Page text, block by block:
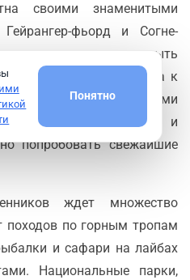
своими знаменитыми
фьорд и Согне-
могут плыть
Берген, «ворота к
город с красочными
и рынком рыбы и
попробовать свежайшие
ждет множество
походов по горным тропам
и сафари на лайбах
Национальные парки,
Понятно